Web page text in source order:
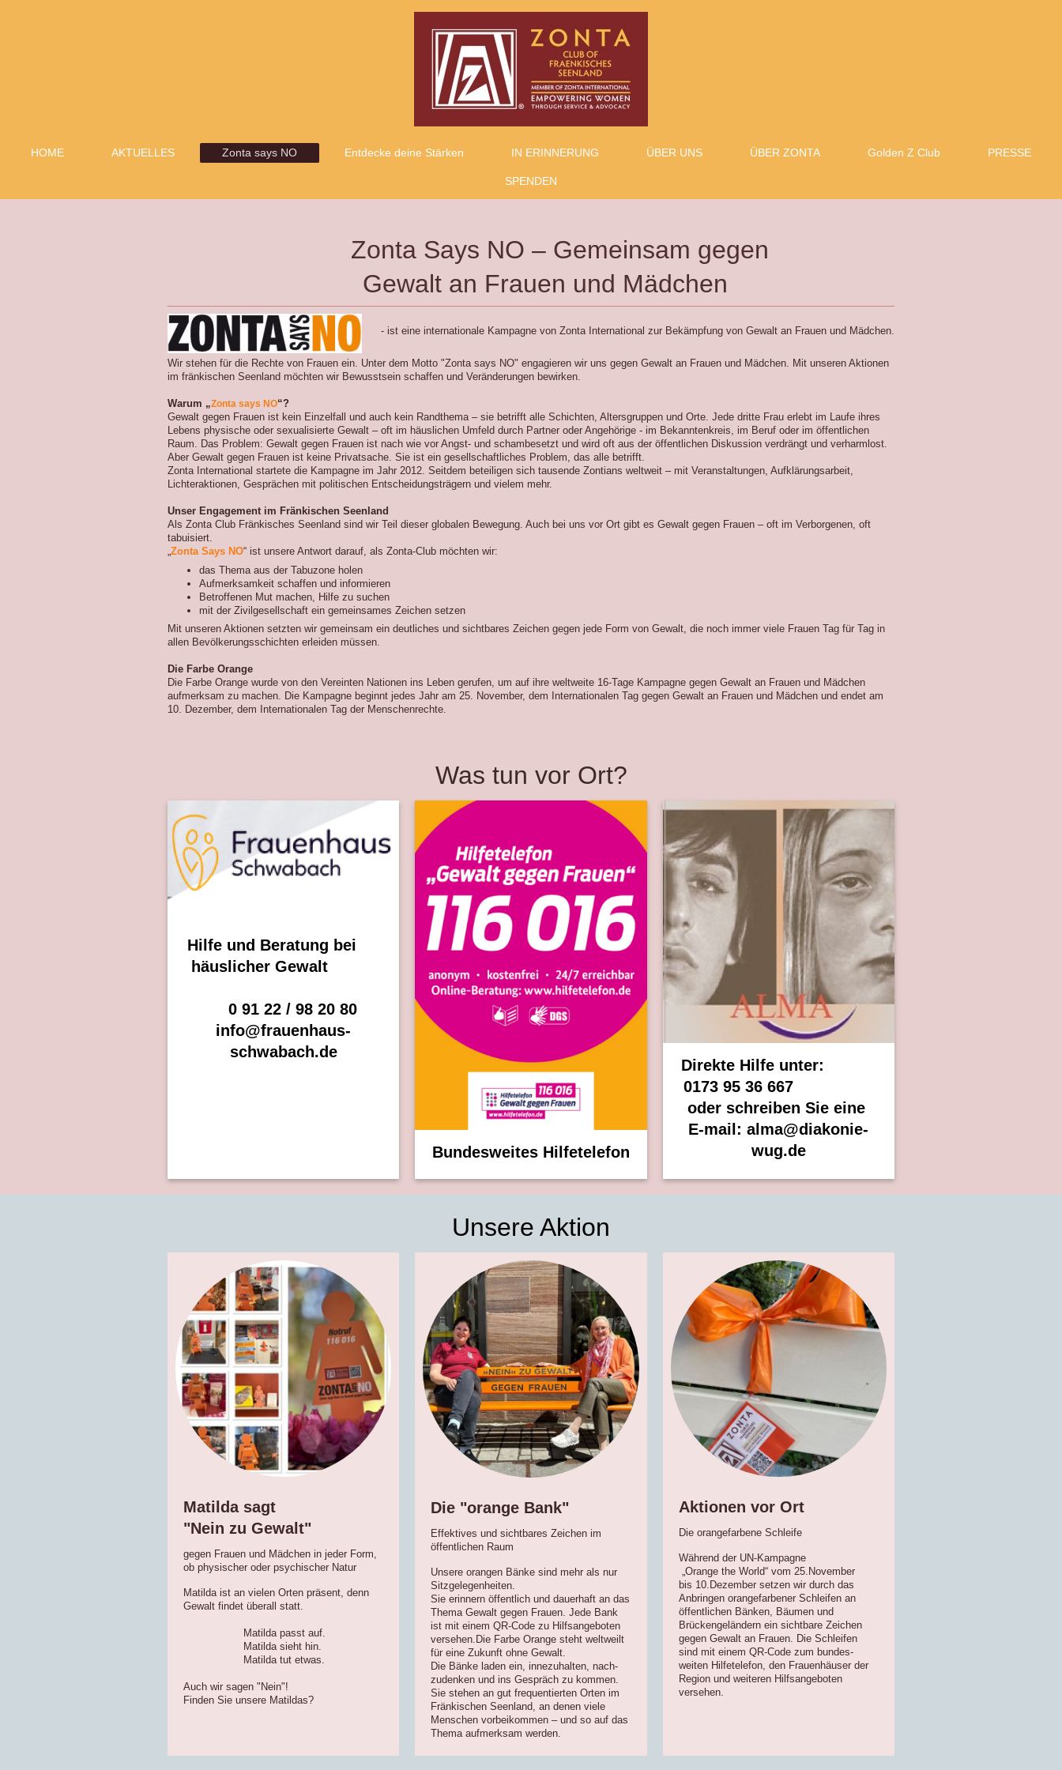
HOME AKTUELLES Zonta says NO Entdecke deine Stärken IN ERINNERUNG ÜBER UNS ÜBER ZONTA Golden Z Club PRESSE
SPENDEN
Zonta Says NO – Gemeinsam gegen
Gewalt an Frauen und Mädchen
- ist eine internationale Kampagne von Zonta International zur Bekämpfung von Gewalt an Frauen und Mädchen.
Wir stehen für die Rechte von Frauen ein. Unter dem Motto "Zonta says NO" engagieren wir uns gegen Gewalt an Frauen und Mädchen. Mit unseren Aktionen
im fränkischen Seenland möchten wir Bewusstsein schaffen und Veränderungen bewirken.
Warum „Zonta says NO“?
Gewalt gegen Frauen ist kein Einzelfall und auch kein Randthema – sie betrifft alle Schichten, Altersgruppen und Orte. Jede dritte Frau erlebt im Laufe ihres
Lebens physische oder sexualisierte Gewalt – oft im häuslichen Umfeld durch Partner oder Angehörige - im Bekanntenkreis, im Beruf oder im öffentlichen
Raum. Das Problem: Gewalt gegen Frauen ist nach wie vor Angst- und schambesetzt und wird oft aus der öffentlichen Diskussion verdrängt und verharmlost.
Aber Gewalt gegen Frauen ist keine Privatsache. Sie ist ein gesellschaftliches Problem, das alle betrifft.
Zonta International startete die Kampagne im Jahr 2012. Seitdem beteiligen sich tausende Zontians weltweit – mit Veranstaltungen, Aufklärungsarbeit,
Lichteraktionen, Gesprächen mit politischen Entscheidungsträgern und vielem mehr.
Unser Engagement im Fränkischen Seenland
Als Zonta Club Fränkisches Seenland sind wir Teil dieser globalen Bewegung. Auch bei uns vor Ort gibt es Gewalt gegen Frauen – oft im Verborgenen, oft
tabuisiert.
„Zonta Says NO“ ist unsere Antwort darauf, als Zonta-Club möchten wir:
das Thema aus der Tabuzone holen
Aufmerksamkeit schaffen und informieren
Betroffenen Mut machen, Hilfe zu suchen
mit der Zivilgesellschaft ein gemeinsames Zeichen setzen
Mit unseren Aktionen setzten wir gemeinsam ein deutliches und sichtbares Zeichen gegen jede Form von Gewalt, die noch immer viele Frauen Tag für Tag in
allen Bevölkerungsschichten erleiden müssen.
Die Farbe Orange
Die Farbe Orange wurde von den Vereinten Nationen ins Leben gerufen, um auf ihre weltweite 16-Tage Kampagne gegen Gewalt an Frauen und Mädchen
aufmerksam zu machen. Die Kampagne beginnt jedes Jahr am 25. November, dem Internationalen Tag gegen Gewalt an Frauen und Mädchen und endet am
10. Dezember, dem Internationalen Tag der Menschenrechte.
Was tun vor Ort?
Hilfe und Beratung bei
häuslicher Gewalt
0 91 22 / 98 20 80
info@frauenhaus-
schwabach.de
Bundesweites Hilfetelefon
Direkte Hilfe unter:
0173 95 36 667
oder schreiben Sie eine
E-mail: alma@diakonie-
wug.de
Unsere Aktion
Matilda sagt
"Nein zu Gewalt"
gegen Frauen und Mädchen in jeder Form,
ob physischer oder psychischer Natur
Matilda ist an vielen Orten präsent, denn
Gewalt findet überall statt.
Matilda passt auf.
Matilda sieht hin.
Matilda tut etwas.
Auch wir sagen "Nein"!
Finden Sie unsere Matildas?
Die "orange Bank"
Effektives und sichtbares Zeichen im
öffentlichen Raum
Unsere orangen Bänke sind mehr als nur
Sitzgelegenheiten.
Sie erinnern öffentlich und dauerhaft an das
Thema Gewalt gegen Frauen. Jede Bank
ist mit einem QR-Code zu Hilfsangeboten
versehen.Die Farbe Orange steht weltweilt
für eine Zukunft ohne Gewalt.
Die Bänke laden ein, innezuhalten, nach-
zudenken und ins Gespräch zu kommen.
Sie stehen an gut frequentierten Orten im
Fränkischen Seenland, an denen viele
Menschen vorbeikommen – und so auf das
Thema aufmerksam werden.
Aktionen vor Ort
Die orangefarbene Schleife
Während der UN-Kampagne
„Orange the World“ vom 25.November
bis 10.Dezember setzen wir durch das
Anbringen orangefarbener Schleifen an
öffentlichen Bänken, Bäumen und
Brückengeländern ein sichtbare Zeichen
gegen Gewalt an Frauen. Die Schleifen
sind mit einem QR-Code zum bundes-
weiten Hilfetelefon, den Frauenhäuser der
Region und weiteren Hilfsangeboten
versehen.